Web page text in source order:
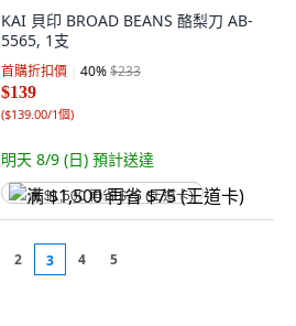
KAI 貝印 BROAD BEANS 酪梨刀 AB-
5565, 1支
首購折扣價 40%$233
$139
($139.00/1個)
明天 8/9 (日) 預計送達
满 $1,500 再省 $75 (王道卡)
2 3 4 5